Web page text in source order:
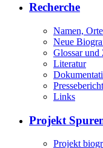
Recherche
Namen,
Neue
Glossar und
Literatur
Links
Projekt
Projekt